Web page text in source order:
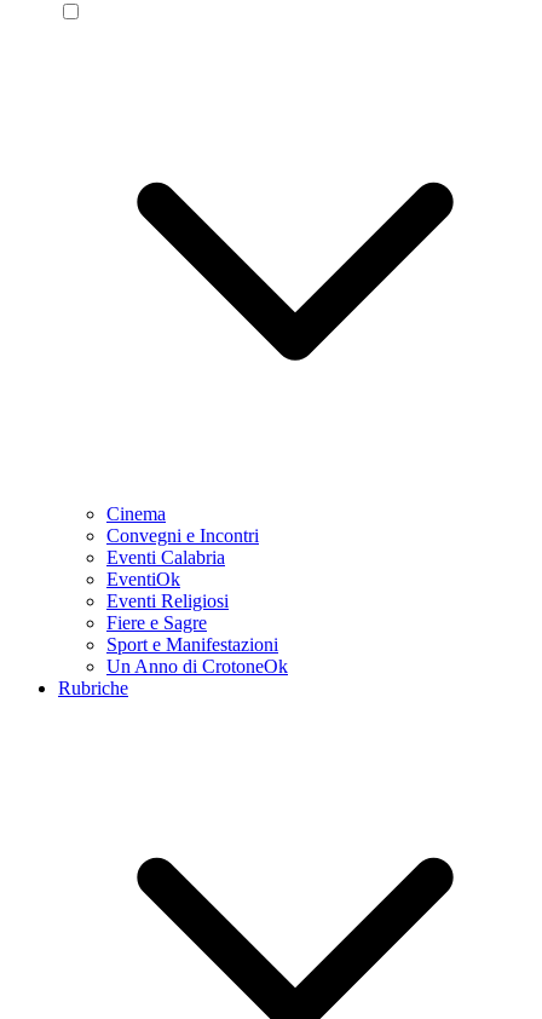
Cinema
Convegni e Incontri
Eventi Calabria
EventiOk
Eventi Religiosi
Fiere e Sagre
Sport e Manifestazioni
Un Anno di CrotoneOk
Rubriche